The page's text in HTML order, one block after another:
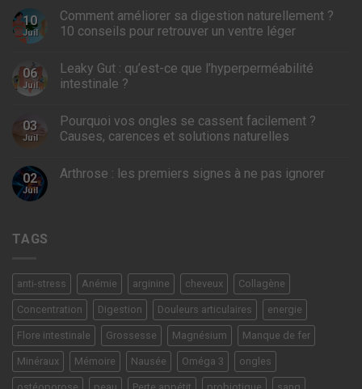
10
Juil
Comment améliorer sa digestion naturellement ?
10 conseils pour retrouver un ventre léger
06
Juil
Leaky Gut : qu’est-ce que l’hyperperméabilité
intestinale ?
03
Juil
Pourquoi vos ongles se cassent facilement ?
Causes, carences et solutions naturelles
02
Juil
Arthrose : les premiers signes à ne pas ignorer
TAGS
anti-stress Anémie arginine cheveux Collagène
Concentration Digestion Douleurs articulaires energie
Flore intestinale Grossesse Magnésium Manque de fer
Minéraux Mémoire Nausée Oméga 3 ongles